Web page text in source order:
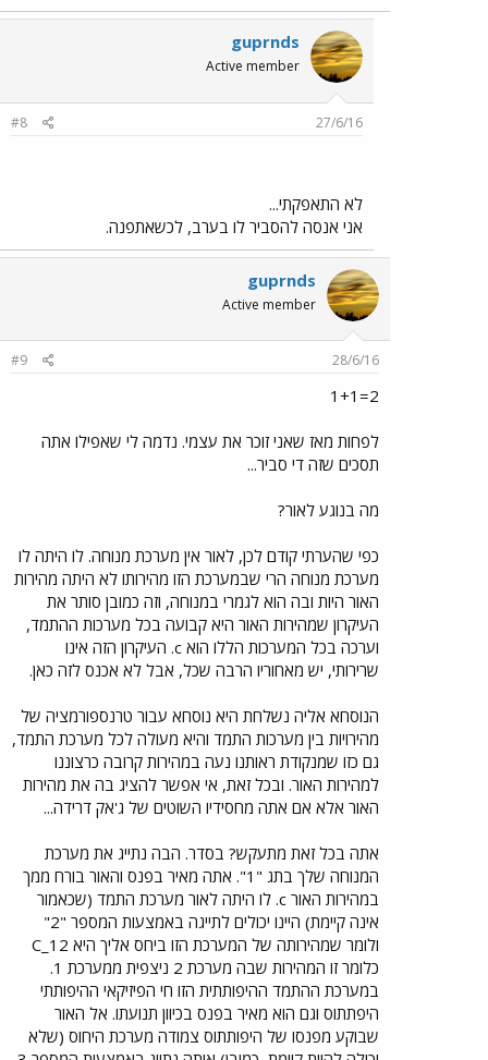
guprnds
Active member
27/6/16
#8
לא התאפקתי...
אני אנסה להסביר לו בערב, לכשאתפנה.
guprnds
Active member
28/6/16
#9
2=1+1
לפחות מאז שאני זוכר את עצמי. נדמה לי שאפילו אתה
תסכים שזה די סביר...
מה בנוגע לאור?
כפי שהערתי קודם לכן, לאור אין מערכת מנוחה. לו היתה לו
מערכת מנוחה הרי שבמערכת הזו מהירותו לא היתה מהירות
האור היות ובה הוא לגמרי במנוחה, וזה כמובן סותר את
העיקרון שמהירות האור היא קבועה בכל מערכות ההתמד,
וערכה בכל המערכות הללו הוא c. העיקרון הזה אינו
שרירותי, יש מאחוריו הרבה שכל, אבל לא אכנס לזה כאן.
הנוסחא אליה נשלחת היא נוסחא עבור טרנספורמציה של
מהירויות בין מערכות התמד והיא מעולה לכל מערכת התמד,
גם כזו שמנקודת ראותנו נעה במהירות קרובה כרצוננו
למהירות האור. ובכל זאת, אי אפשר להציג בה את מהירות
האור אלא אם אתה מחסידיו השוטים של ג'אק דרידה...
אתה בכל זאת מתעקש? בסדר. הבה נתייג את מערכת
המנוחה שלך בתג "1". אתה מאיר בפנס והאור בורח ממך
במהירות האור c. לו היתה לאור מערכת התמד (שכאמור
אינה קיימת) היינו יכולים לתייגה באמצעות המספר "2"
ולומר שמהירותה של המערכת הזו ביחס אליך היא C_12
כלומר זו המהירות שבה מערכת 2 ניצפית ממערכת 1.
במערכת ההתמד ההיפותתית הזו חי הפיזיקאי ההיפותתי
היפתתוס וגם הוא מאיר בפנס בכיוון תנועתו. אל האור
שבוקע מפנסו של היפותתוס צמודה מערכת היחוס (שלא